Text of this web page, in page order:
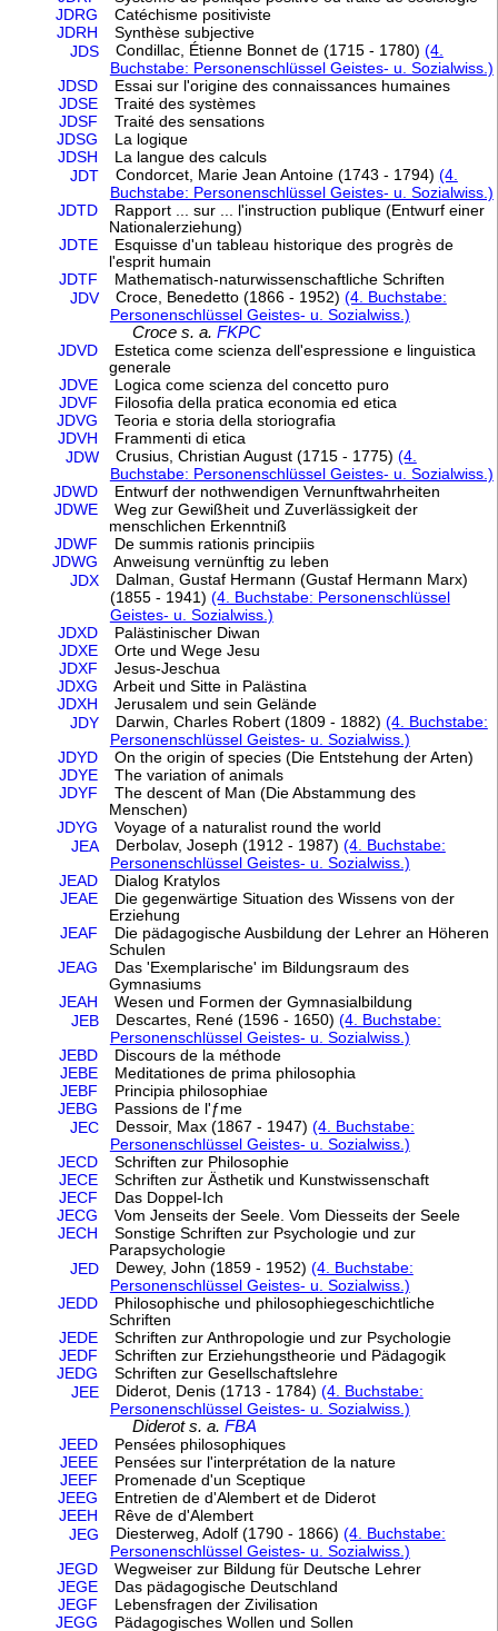
JDRG
Catéchisme positiviste
JDRH
Synthèse subjective
JDS Condillac, Étienne Bonnet de (1715 - 1780) (4.
Buchstabe: Personenschlüssel Geistes- u. Sozialwiss.)
JDSD
Essai sur l'origine des connaissances humaines
JDSE
Traité des systèmes
JDSF
Traité des sensations
JDSG
La logique
JDSH
La langue des calculs
JDT Condorcet, Marie Jean Antoine (1743 - 1794) (4.
Buchstabe: Personenschlüssel Geistes- u. Sozialwiss.)
JDTD
Rapport ... sur ... l'instruction publique (Entwurf einer
Nationalerziehung)
JDTE
Esquisse d'un tableau historique des progrès de
l'esprit humain
JDTF
Mathematisch-naturwissenschaftliche Schriften
JDV Croce, Benedetto (1866 - 1952) (4. Buchstabe:
Personenschlüssel Geistes- u. Sozialwiss.)
Croce s. a. FKPC
JDVD
Estetica come scienza dell'espressione e linguistica
generale
JDVE
Logica come scienza del concetto puro
JDVF
Filosofia della pratica economia ed etica
JDVG
Teoria e storia della storiografia
JDVH
Frammenti di etica
JDW Crusius, Christian August (1715 - 1775) (4.
Buchstabe: Personenschlüssel Geistes- u. Sozialwiss.)
JDWD
Entwurf der nothwendigen Vernunftwahrheiten
JDWE
Weg zur Gewißheit und Zuverlässigkeit der
menschlichen Erkenntniß
JDWF
De summis rationis principiis
JDWG
Anweisung vernünftig zu leben
JDX
Dalman, Gustaf Hermann (Gustaf Hermann Marx)
(1855 - 1941) (4. Buchstabe: Personenschlüssel
Geistes- u. Sozialwiss.)
JDXD
Palästinischer Diwan
JDXE
Orte und Wege Jesu
JDXF
Jesus-Jeschua
JDXG
Arbeit und Sitte in Palästina
JDXH
Jerusalem und sein Gelände
JDY Darwin, Charles Robert (1809 - 1882) (4. Buchstabe:
Personenschlüssel Geistes- u. Sozialwiss.)
JDYD
On the origin of species (Die Entstehung der Arten)
JDYE
The variation of animals
JDYF
The descent of Man (Die Abstammung des
Menschen)
JDYG
Voyage of a naturalist round the world
JEA Derbolav, Joseph (1912 - 1987) (4. Buchstabe:
Personenschlüssel Geistes- u. Sozialwiss.)
JEAD
Dialog Kratylos
JEAE
Die gegenwärtige Situation des Wissens von der
Erziehung
JEAF
Die pädagogische Ausbildung der Lehrer an Höheren
Schulen
JEAG
Das 'Exemplarische' im Bildungsraum des
Gymnasiums
JEAH
Wesen und Formen der Gymnasialbildung
JEB Descartes, René (1596 - 1650) (4. Buchstabe:
Personenschlüssel Geistes- u. Sozialwiss.)
JEBD
Discours de la méthode
JEBE
Meditationes de prima philosophia
JEBF
Principia philosophiae
JEBG
Passions de l'ƒme
JEC Dessoir, Max (1867 - 1947) (4. Buchstabe:
Personenschlüssel Geistes- u. Sozialwiss.)
JECD
Schriften zur Philosophie
JECE
Schriften zur Ästhetik und Kunstwissenschaft
JECF
Das Doppel-Ich
JECG
Vom Jenseits der Seele. Vom Diesseits der Seele
JECH
Sonstige Schriften zur Psychologie und zur
Parapsychologie
JED Dewey, John (1859 - 1952) (4. Buchstabe:
Personenschlüssel Geistes- u. Sozialwiss.)
JEDD
Philosophische und philosophiegeschichtliche
Schriften
JEDE
Schriften zur Anthropologie und zur Psychologie
JEDF
Schriften zur Erziehungstheorie und Pädagogik
JEDG
Schriften zur Gesellschaftslehre
JEE Diderot, Denis (1713 - 1784) (4. Buchstabe:
Personenschlüssel Geistes- u. Sozialwiss.)
Diderot s. a. FBA
JEED
Pensées philosophiques
JEEE
Pensées sur l'interprétation de la nature
JEEF
Promenade d'un Sceptique
JEEG
Entretien de d'Alembert et de Diderot
JEEH
Rêve de d'Alembert
JEG Diesterweg, Adolf (1790 - 1866) (4. Buchstabe:
Personenschlüssel Geistes- u. Sozialwiss.)
JEGD
Wegweiser zur Bildung für Deutsche Lehrer
JEGE
Das pädagogische Deutschland
JEGF
Lebensfragen der Zivilisation
JEGG
Pädagogisches Wollen und Sollen